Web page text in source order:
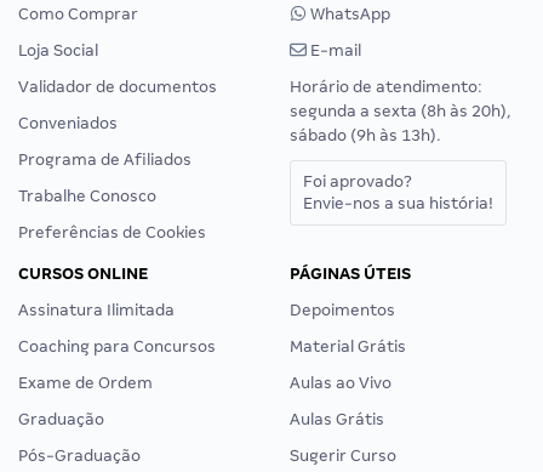
Como Comprar
Loja Social
Validador de documentos
Conveniados
Programa de Afiliados
Trabalhe Conosco
Preferências de Cookies
WhatsApp
E-mail
Horário de atendimento:
segunda a sexta (8h às 20h),
sábado (9h às 13h).
Foi aprovado?
Envie-nos a sua história!
CURSOS ONLINE
Assinatura Ilimitada
Coaching para Concursos
Exame de Ordem
Graduação
Pós-Graduação
PÁGINAS ÚTEIS
Depoimentos
Material Grátis
Aulas ao Vivo
Aulas Grátis
Sugerir Curso